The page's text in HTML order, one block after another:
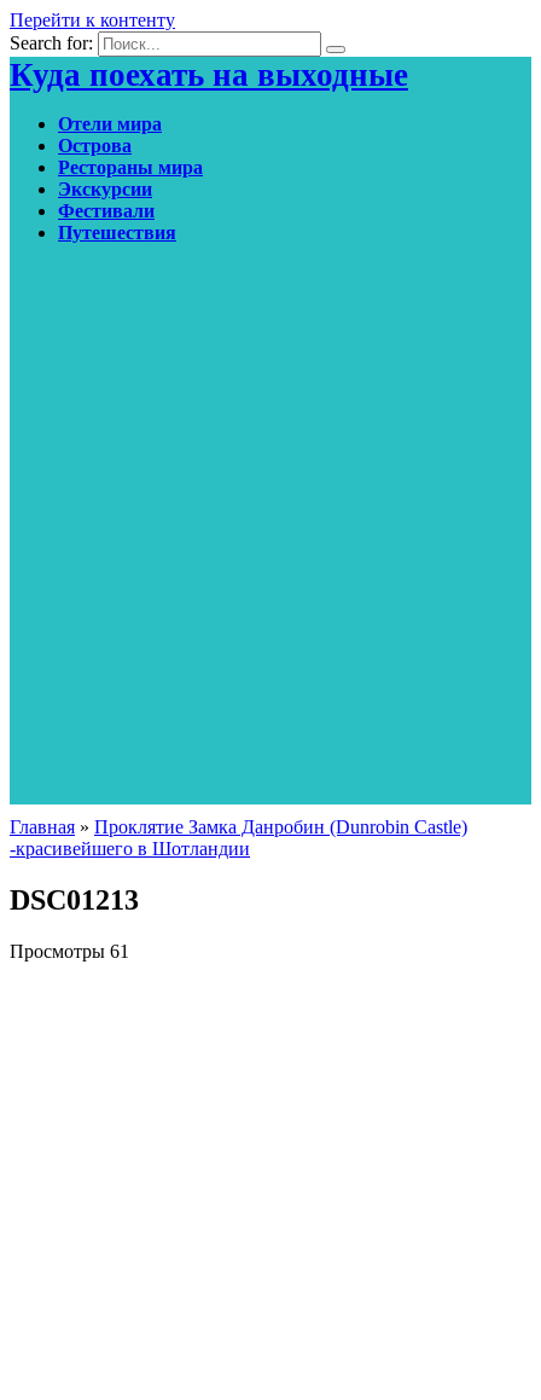
Перейти к контенту
Search for:
Куда поехать на выходные
Отели мира
Острова
Рестораны мира
Экскурсии
Фестивали
Путешествия
Главная » Проклятие Замка Данробин (Dunrobin Castle)
-красивейшего в Шотландии
DSC01213
Просмотры 61